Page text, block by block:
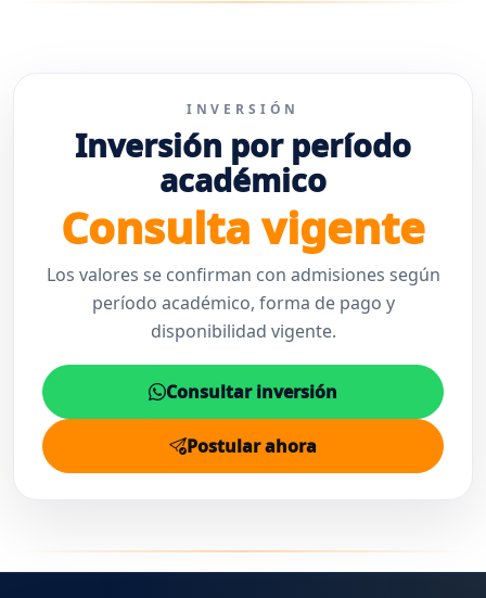
INVERSIÓN
Inversión por período
académico
Consulta vigente
Los valores se confirman con admisiones según
período académico, forma de pago y
disponibilidad vigente.
Consultar inversión
Postular ahora